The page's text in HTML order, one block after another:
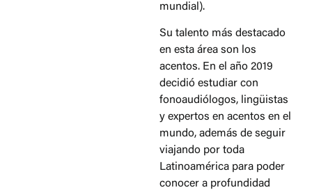
mundial).
Su talento más destacado
en esta área son los
acentos. En el año 2019
decidió estudiar con
fonoaudiólogos, lingüistas
y expertos en acentos en el
mundo, además de seguir
viajando por toda
Latinoamérica para poder
conocer a profundidad